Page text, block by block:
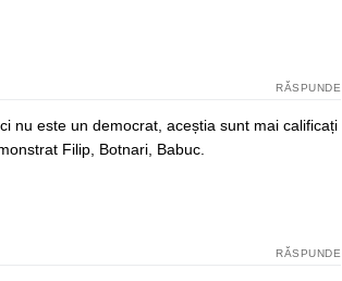
RĂSPUNDE
nu este un democrat, aceștia sunt mai calificați
Filip, Botnari, Babuc.
RĂSPUNDE